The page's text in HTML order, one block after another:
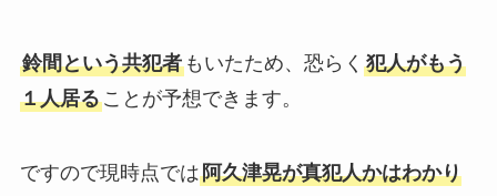
鈴間という共犯者もいたため、恐らく 犯人がもう
１人居ることが予想できます。
ですので現時点では阿久津晃が真犯人かはわかり